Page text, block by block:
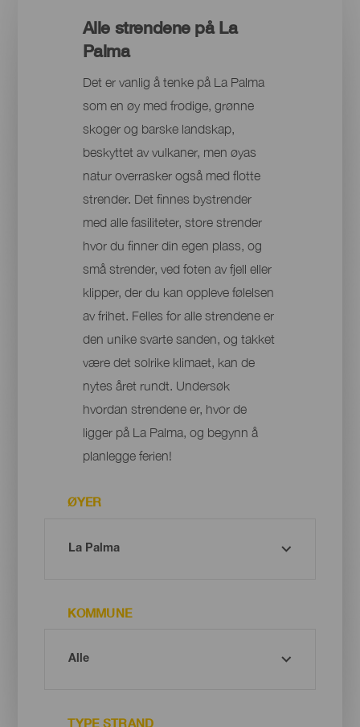
Alle strendene på La
Palma
Det er vanlig å tenke på La Palma
som en øy med frodige, grønne
skoger og barske landskap,
beskyttet av vulkaner, men øyas
natur overrasker også med flotte
strender. Det finnes bystrender
med alle fasiliteter, store strender
hvor du finner din egen plass, og
små strender, ved foten av fjell eller
klipper, der du kan oppleve følelsen
av frihet. Felles for alle strendene er
den unike svarte sanden, og takket
være det solrike klimaet, kan de
nytes året rundt. Undersøk
hvordan strendene er, hvor de
ligger på La Palma, og begynn å
planlegge ferien!
ØYER
KOMMUNE
TYPE STRAND